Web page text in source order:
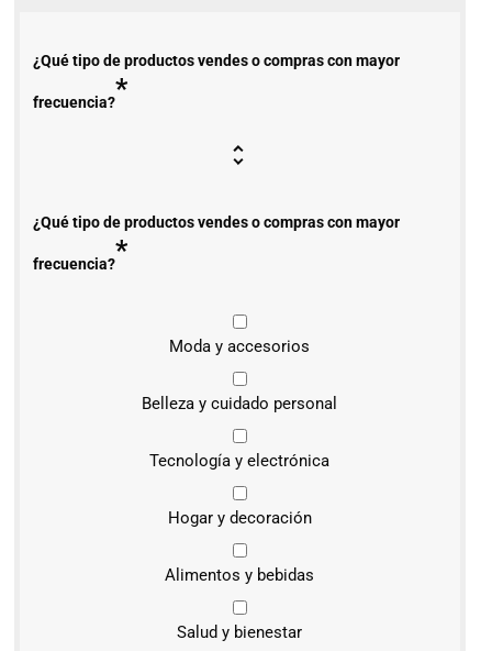
¿Qué tipo de productos vendes o compras con mayor
frecuencia?*
¿Qué tipo de productos vendes o compras con mayor
frecuencia?*
Moda y accesorios
Belleza y cuidado personal
Tecnología y electrónica
Hogar y decoración
Alimentos y bebidas
Salud y bienestar